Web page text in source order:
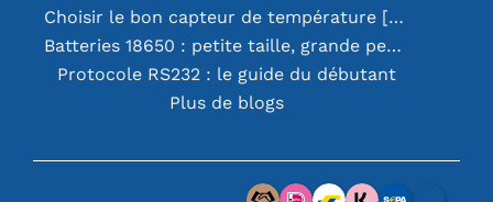
Choisir le bon capteur de température [youtube]
Batteries 18650 : petite taille, grande performance
Protocole RS232 : le guide du débutant
Plus de blogs